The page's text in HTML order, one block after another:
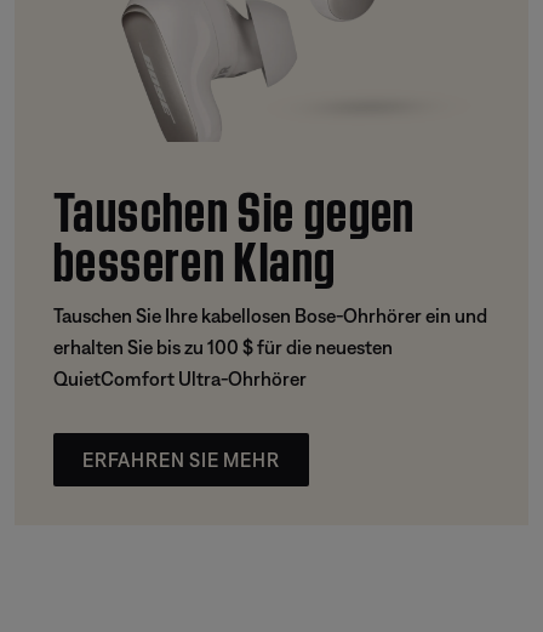
Tauschen Sie gegen
besseren Klang
Tauschen Sie Ihre kabellosen Bose-Ohrhörer ein und
erhalten Sie bis zu 100 $ für die neuesten
QuietComfort Ultra-Ohrhörer
ERFAHREN SIE MEHR